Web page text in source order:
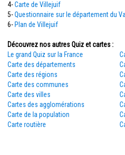
4-Carte de Villejuif
5-Questionnaire sur le département du
6- Plan de Villejuif
Découvrez nos autres Quiz et cartes :
Le grand Quiz sur la France
Carte des départements
Carte des régions
Carte des communes
Carte des villes
Cartes des agglomérations
Carte de la population
Carte routière